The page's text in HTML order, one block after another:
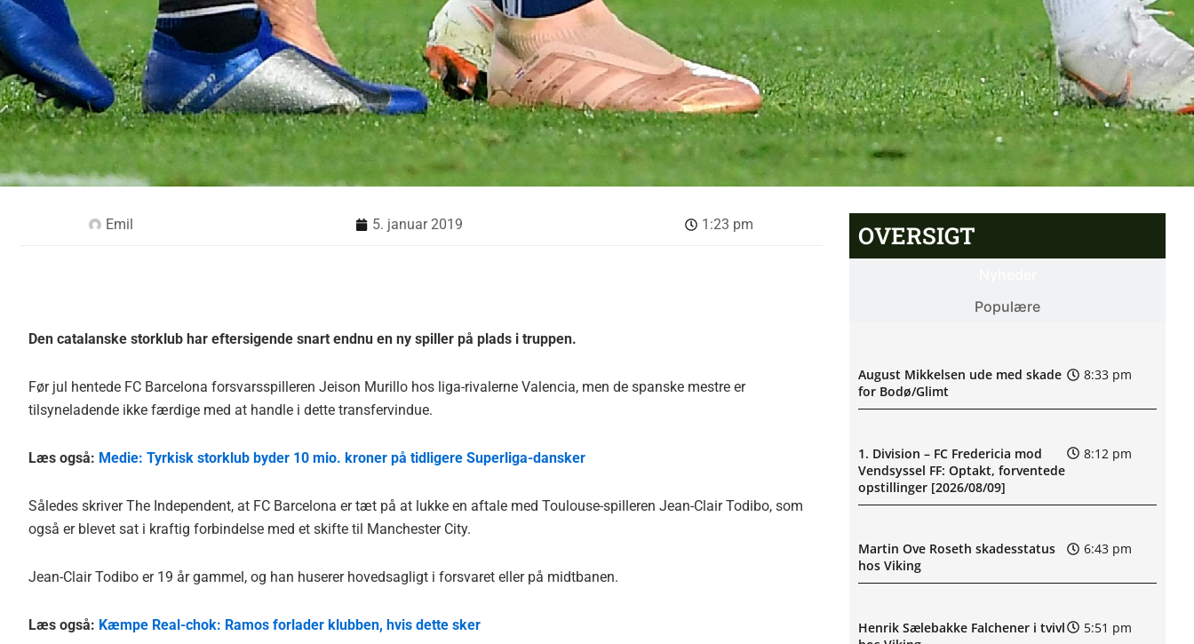
Emil 5. januar 2019 1:23 pm
Den catalanske storklub har eftersigende snart endnu en ny spiller på plads i truppen.
Før jul hentede FC Barcelona forsvarsspilleren Jeison Murillo hos liga-rivalerne Valencia, men de spanske mestre er
tilsyneladende ikke færdige med at handle i dette transfervindue.
Læs også: Medie: Tyrkisk storklub byder 10 mio. kroner på tidligere Superliga-dansker
Således skriver The Independent, at FC Barcelona er tæt på at lukke en aftale med Toulouse-spilleren Jean-Clair Todibo, som
også er blevet sat i kraftig forbindelse med et skifte til Manchester City.
Jean-Clair Todibo er 19 år gammel, og han huserer hovedsagligt i forsvaret eller på midtbanen.
Læs også: Kæmpe Real-chok: Ramos forlader klubben, hvis dette sker
OVERSIGT
Populære
August Mikkelsen ude med skade
for Bodø/Glimt
8:33 pm
1. Division – FC Fredericia mod
Vendsyssel FF: Optakt, forventede
opstillinger [2026/08/09]
8:12 pm
Martin Ove Roseth skadesstatus
hos Viking
6:43 pm
Henrik Sælebakke Falchener i tvivl
5:51 pm